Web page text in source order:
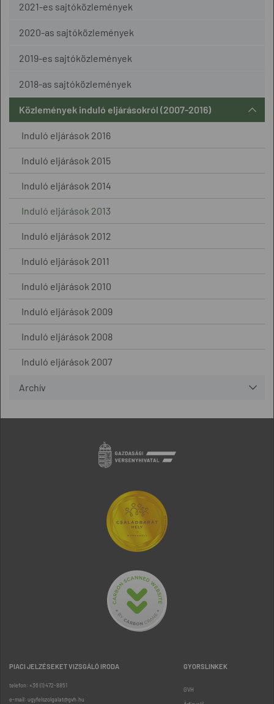
2021-es sajtóközlemények
2020-as sajtóközlemények
2019-es sajtóközlemények
2018-as sajtóközlemények
Közlemények induló eljárásokról (2007-2016)
Induló eljárások 2016
Induló eljárások 2015
Induló eljárások 2014
Induló eljárások 2013
Induló eljárások 2012
Induló eljárások 2011
Induló eljárások 2010
Induló eljárások 2009
Induló eljárások 2008
Induló eljárások 2007
Archív
PIACI JELZÉSEKET VIZSGÁLÓ IRODA
telefon: +36 (1) 472-8851
e-mail: ugyfelszolgalat@gvh.hu
GYORSLINKEK
GVH